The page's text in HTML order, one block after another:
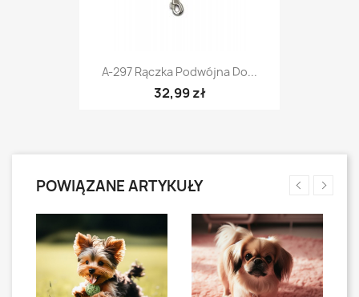
A-297 Rączka Podwójna Do...
32,99 zł
POWIĄZANE ARTYKUŁY